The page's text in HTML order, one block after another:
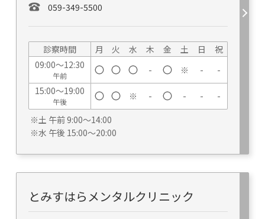
059-349-5500
※土 午前 9:00～14:00
※水 午後 15:00～20:00
診察時間 月 火 水 木 金 土 日
祝
09:00～12:30
午前 - ※ -
-
15:00～19:00
午後 ※ - - - -
とみすはらメンタルクリニック